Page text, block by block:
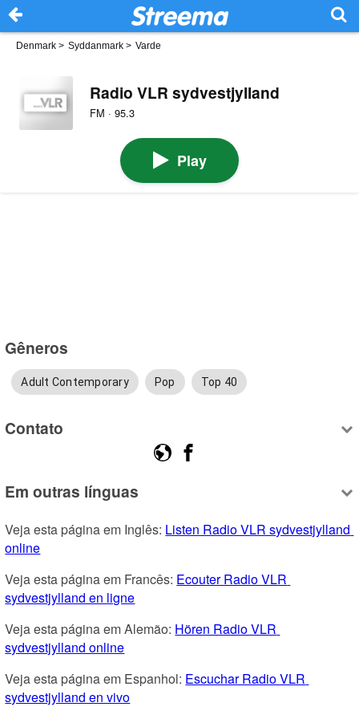
Denmark > Syddanmark > Varde
Radio VLR sydvestjylland
FM · 95.3
Play
Gêneros
Adult Contemporary Pop Top 40
Contato
Em outras línguas
Veja esta página em Inglês: Listen Radio VLR sydvestjylland
online
Veja esta página em Francês: Ecouter Radio VLR
sydvestjylland en ligne
Veja esta página em Alemão: Hören Radio VLR
sydvestjylland online
Veja esta página em Espanhol: Escuchar Radio VLR
sydvestjylland en vivo